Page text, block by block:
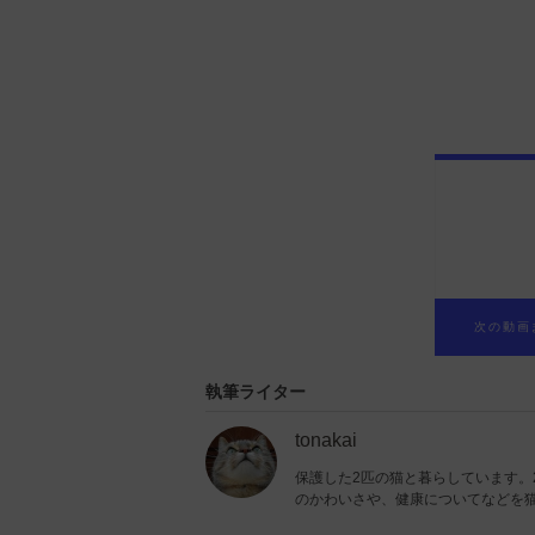
次の動
執筆ライター
tonakai
保護した2匹の猫と暮らしています
のかわいさや、健康についてなどを